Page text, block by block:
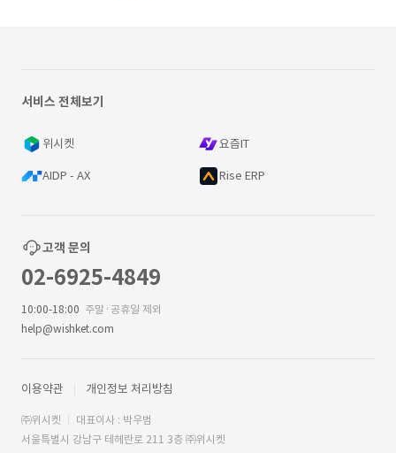
서비스 전체보기
위시켓 요즘IT
AIDP - AX Rise ERP
고객 문의
02-6925-4849
10:00-18:00 주말·공휴일 제외
help@wishket.com
이용약관 개인정보 처리방침
㈜위시켓
대표이사 : 박우범
서울특별시 강남구 테헤란로 211 3층 ㈜위시켓